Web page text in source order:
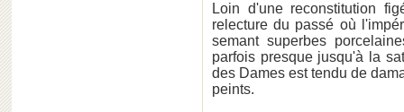
Loin d'une reconstitution
relecture du passé où
semant superbes
parfois presque jusqu'à la
des Dames est tendu de
peints.